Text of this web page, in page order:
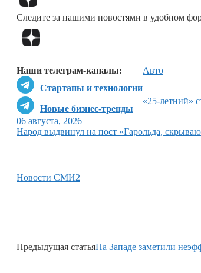
Следите за нашими новостями в удобном
Наши телеграм-каналы:
Стартапы и технологии
Новые бизнес-тренды
Авто
«25-летний»
06 августа, 2026
Народ выдвинул на пост «Гарольда,
Новости СМИ2
Предыдущая статьяНа Западе заметили